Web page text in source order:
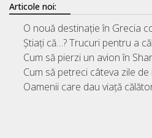
Articole noi:
O nouă destinație în Grecia
Știați că…? Trucuri pentru a
Cum să pierzi un avion în
Cum să petreci câteva zile
Oamenii care dau viață